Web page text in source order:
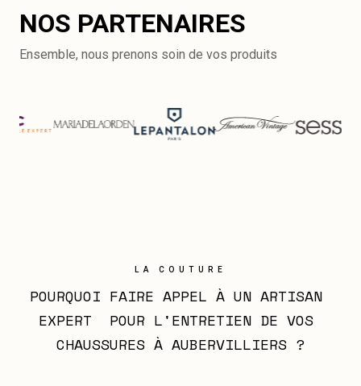
NOS PARTENAIRES
Ensemble, nous prenons soin de vos produits
LA COUTURE
POURQUOI FAIRE APPEL À UN ARTISAN
EXPERT  POUR L'ENTRETIEN DE VOS
CHAUSSURES À AUBERVILLIERS ?